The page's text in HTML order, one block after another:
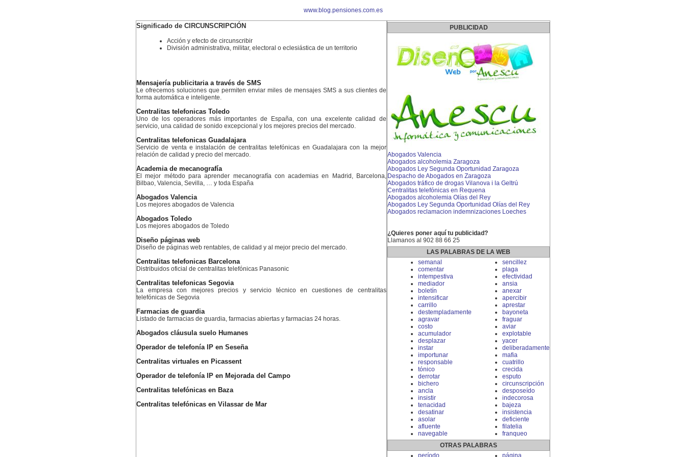
www.blog.pensiones.com.es
Significado de CIRCUNSCRIPCIÓN
Acción y efecto de circunscribir
División administrativa, militar, electoral o eclesiástica de un territorio
Mensajería publicitaria a través de SMS
Le ofrecemos soluciones que permiten enviar miles de mensajes SMS a sus clientes de
forma automática e inteligente.
Centralitas telefonicas Toledo
Uno de los operadores más importantes de España, con una excelente calidad de
servicio, una calidad de sonido excepcional y los mejores precios del mercado.
Centralitas telefonicas Guadalajara
Servicio de venta e instalación de centralitas telefónicas en Guadalajara con la mejor
relación de calidad y precio del mercado.
Academia de mecanografía
El mejor método para aprender mecanografía con academias en Madrid, Barcelona,
Bilbao, Valencia, Sevilla, … y toda España
Abogados Valencia
Los mejores abogados de Valencia
Abogados Toledo
Los mejores abogados de Toledo
Diseño páginas web
Diseño de páginas web rentables, de calidad y al mejor precio del mercado.
Centralitas telefonicas Barcelona
Distribuidos oficial de centralitas telefónicas Panasonic
Centralitas telefonicas Segovia
La empresa con mejores precios y servicio técnico en cuestiones de centralitas
telefónicas de Segovia
Farmacias de guardia
Listado de farmacias de guardia, farmacias abiertas y farmacias 24 horas.
Abogados cláusula suelo Humanes
Operador de telefonía IP en Seseña
Centralitas virtuales en Picassent
Operador de telefonía IP en Mejorada del Campo
Centralitas telefónicas en Baza
Centralitas telefónicas en Vilassar de Mar
PUBLICIDAD
Abogados Valencia
Abogados alcoholemia Zaragoza
Abogados Ley Segunda Oportunidad Zaragoza
Despacho de Abogados en Zaragoza
Abogados tráfico de drogas Vilanova i la Geltrú
Centralitas telefónicas en Requena
Abogados alcoholemia Olías del Rey
Abogados Ley Segunda Oportunidad Olías del Rey
Abogados reclamacion indemnizaciones Loeches
¿Quieres poner aquí tu publicidad?
Llamanos al 902 88 66 25
LAS PALABRAS DE LA WEB
semanal
comentar
intempestiva
mediador
boletín
intensificar
carrillo
destempladamente
agravar
costo
acumulador
desplazar
instar
importunar
responsable
tónico
derrotar
bichero
ancla
insistir
tenacidad
desatinar
asolar
afluente
navegable
sencillez
plaga
efectividad
ansia
anexar
apercibir
aprestar
bayoneta
fraguar
aviar
explotable
yacer
deliberadamente
mafia
cuatrillo
crecida
esputo
circunscripción
desposeído
indecorosa
bajeza
insistencia
deficiente
filatelia
franqueo
OTRAS PALABRAS
período
página